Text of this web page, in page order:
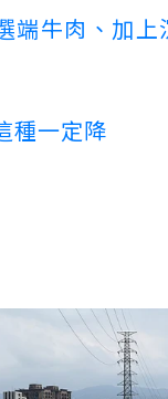
端牛肉、加上
種一定降